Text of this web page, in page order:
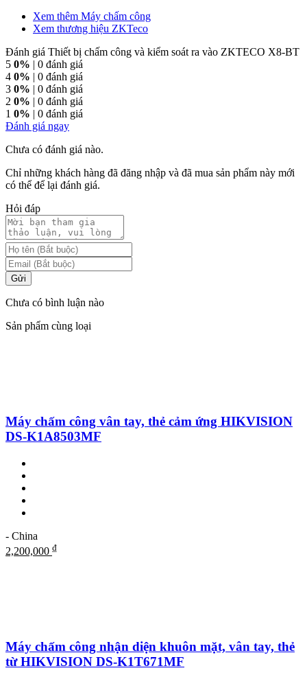
Xem thêm Máy chấm công
Xem thương hiệu ZKTeco
Đánh giá Thiết bị chấm công và kiểm soát ra vào ZKTECO X8-BT
5 0% | 0 đánh giá
4 0% | 0 đánh giá
3 0% | 0 đánh giá
2 0% | 0 đánh giá
1 0% | 0 đánh giá
Đánh giá ngay
Chưa có đánh giá nào.
Chỉ những khách hàng đã đăng nhập và đã mua sản phẩm này mới
có thể để lại đánh giá.
Hỏi đáp
Gửi
Chưa có bình luận nào
Sản phẩm cùng loại
Máy chấm công vân tay, thẻ cảm ứng HIKVISION
DS-K1A8503MF
- China
2,200,000 ₫
Máy chấm công nhận diện khuôn mặt, vân tay, thẻ
từ HIKVISION DS-K1T671MF